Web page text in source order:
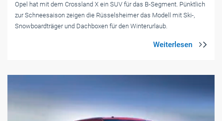
Opel hat mit dem Crossland X ein SUV für das B-Segment. Pünktlich
zur Schneesaison zeigen die Rüsselsheimer das Modell mit Ski-,
Snowboardträger und Dachboxen für den Winterurlaub.